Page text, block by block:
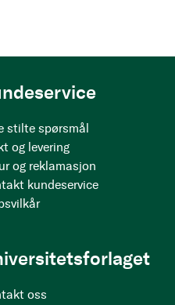
stilte spørsmål
og levering
og reklamasjon
kundeservice
oss